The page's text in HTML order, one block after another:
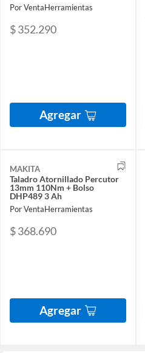
Por VentaHerramientas
$ 352.290
Agregar
MAKITA
Taladro Atornillado Percutor
13mm 110Nm + Bolso
DHP489 3 Ah
Por VentaHerramientas
$ 368.690
Agregar